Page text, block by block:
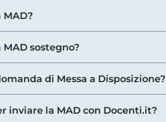
MAD?
sostegno?
di Messa a Disposizione?
inviare la MAD con Docenti.it?